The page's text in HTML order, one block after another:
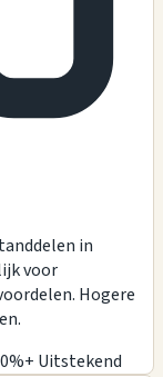
in
voor
Hogere
Uitstekend